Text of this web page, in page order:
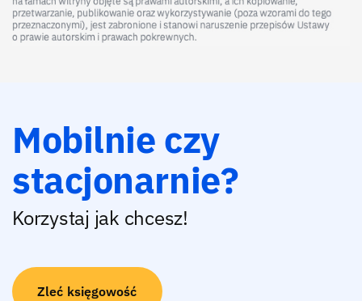
Mobilnie czy
stacjonarnie?
Korzystaj jak chcesz!
Zleć księgowość